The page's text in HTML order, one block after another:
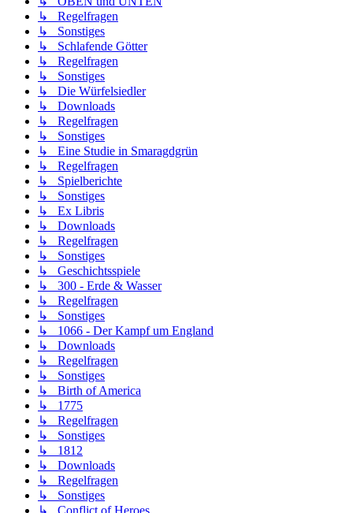
↳ Regelfragen
↳ Sonstiges
↳ Schlafende Götter
↳ Regelfragen
↳ Sonstiges
↳ Die Würfelsiedler
↳ Downloads
↳ Regelfragen
↳ Sonstiges
↳ Eine Studie in Smaragdgrün
↳ Regelfragen
↳ Spielberichte
↳ Sonstiges
↳ Ex Libris
↳ Downloads
↳ Regelfragen
↳ Sonstiges
↳ Geschichtsspiele
↳ 300 - Erde & Wasser
↳ Regelfragen
↳ Sonstiges
↳ 1066 - Der Kampf um England
↳ Downloads
↳ Regelfragen
↳ Sonstiges
↳ Birth of America
↳ 1775
↳ Regelfragen
↳ Sonstiges
↳ 1812
↳ Downloads
↳ Regelfragen
↳ Sonstiges
↳ Conflict of Heroes